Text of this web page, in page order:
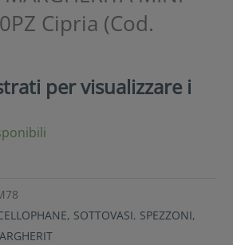
Cipria (Cod.
per visualizzare i
SOTTOVASI, SPEZZONI,